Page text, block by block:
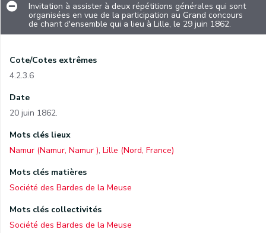
Invitation à assister à deux répétitions générales qui sont
organisées en vue de la participation au Grand concours
de chant d'ensemble qui a lieu à Lille, le 29 juin 1862.
Cote/Cotes extrêmes
4.2.3.6
Date
20 juin 1862.
Mots clés lieux
Namur (Namur, Namur ), Lille (Nord, France)
Mots clés matières
Société des Bardes de la Meuse
Mots clés collectivités
Société des Bardes de la Meuse